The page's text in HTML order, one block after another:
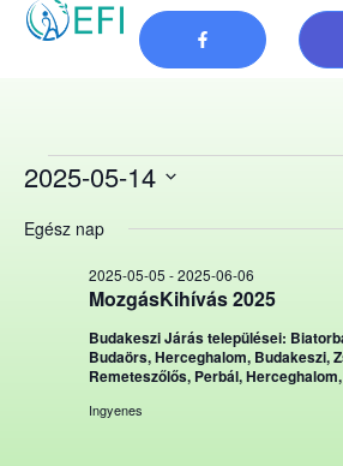
2025-05-14
kiválasztása.
Egész nap
MozgásKihívás 2025
2025-05-05 -2025-06-06
Budakeszi Járás települései:
Budaörs, Herceghalom, Budakeszi,
Remeteszőlős, Perbál,
Ingyenes